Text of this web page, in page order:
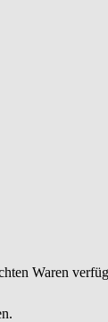
Waren